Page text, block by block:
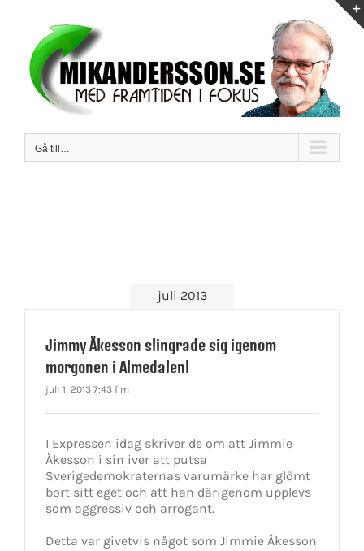
innehållet
Gå till…
juli 2013
Jimmy Åkesson slingrade sig igenom
morgonen i Almedalenl
juli 1, 2013 7:43 f m
I Expressen idag skriver de om att Jimmie
Åkesson i sin iver att putsa
Sverigedemokraternas varumärke har glömt
bort sitt eget och att han därigenom upplevs
som aggressiv och arrogant.
Detta var givetvis något som Jimmie Åkesson